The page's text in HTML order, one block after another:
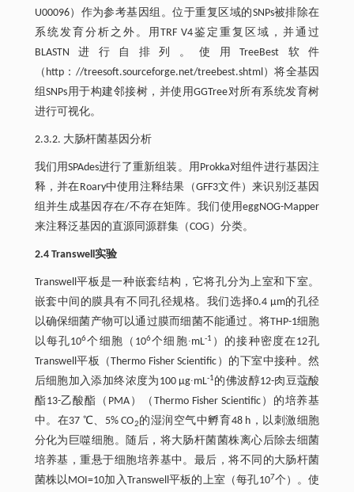
U00096）作为参考基因组。位于重复区域的SNPs被排除在
系统发育分析之外。用TRF V4鉴定重复区域，并通过
BLASTN进行自排列。使用TreeBest软件
（http：//treesoft.sourceforge.net/treebest.shtml）将全基因
组SNPs用于构建邻接树，并使用GGTree对所有系统发育树
进行可视化。
2.3.2. 大肠杆菌基因分析
我们用SPAdes进行了重新组装。用Prokka对组件进行基因注
释，并在Roary中使用注释结果（GFF3文件）来识别泛基因
组并生成基因存在/不存在矩阵。我们使用eggNOG-Mapper
来注释泛基因的直源同源群集（COG）分类。
2.4 Transwell实验
Transwell平板是一种嵌套结构，它将孔分为上室和下室。
嵌套中间的膜具有不同孔径规格。我们选择0.4 μm的孔径
以确保细菌产物可以通过膜而细菌不能通过。将THP-1细胞
以每孔106个细胞（106个细胞∙mL-1 ）的接种密度在12孔
Transwell平板（Thermo Fisher Scientific）的下室中接种。然
后细胞加入添加终浓度为100 μg∙mL-1的佛波醇12-肉豆蔻酸
酯13-乙酸酯（PMA）（Thermo Fisher Scientific）的培养基
中。在37 ℃、5% CO2的湿润空气中孵育48 h，以刺激细胞
分化为巨噬细胞。随后，将大肠杆菌菌株离心后除去细菌
培养基，重悬于细胞培养基中。最后，将不同的大肠杆菌
菌株以MOI=10加入Transwell平板的上室（每孔107个）。使